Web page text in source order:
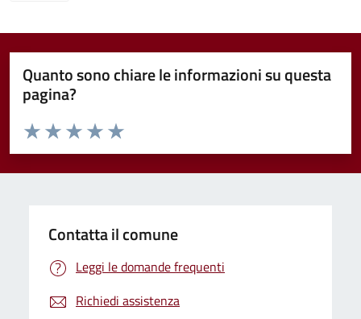
Quanto sono chiare le informazioni su questa
pagina?
Valuta da 1 a 5 stelle la pagina
Valuta 5 stelle su 5
Valuta 4 stelle su 5
Valuta 3 stelle su 5
Valuta 2 stelle su 5
Valuta 1 stelle su 5
Contatta il comune
Leggi le domande frequenti
Richiedi assistenza